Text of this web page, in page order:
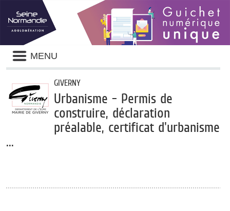
Liste
des
avertissements
MENU
GIVERNY
Urbanisme - Permis de
construire, déclaration
préalable, certificat d'urbanisme
...
Panneau de gestion des cookies